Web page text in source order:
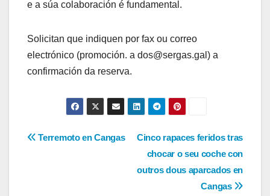
e a súa colaboración é fundamental.
Solicitan que indiquen por fax ou correo
electrónico (promoción. a dos@sergas.gal) a
confirmación da reserva.
Navegación
Cinco rapaces feridos tras
chocar o seu coche con
outros dous aparcados en
Cangas
Terremoto en Cangas